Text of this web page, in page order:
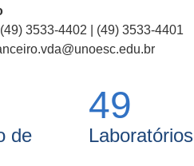
3533-4402 | (49) 3533-4401
de
49
Laboratórios